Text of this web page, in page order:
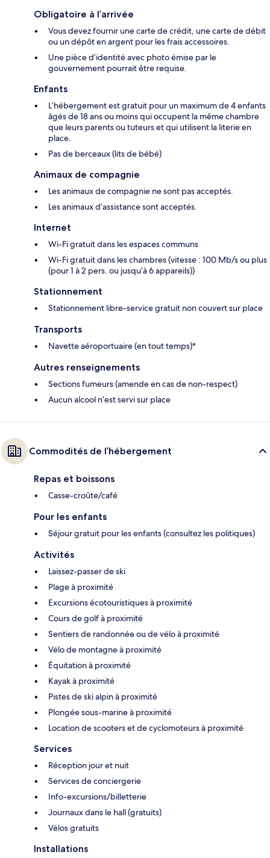
Obligatoire à l’arrivée
Vous devez fournir une carte de crédit, une carte de débit
ou un dépôt en argent pour les frais accessoires.
Une pièce d’identité avec photo émise par le
gouvernement pourrait être requise.
Enfants
L’hébergement est gratuit pour un maximum de 4 enfants
âgés de 18 ans ou moins qui occupent la même chambre
que leurs parents ou tuteurs et qui utilisent la literie en
place.
Pas de berceaux (lits de bébé)
Animaux de compagnie
Les animaux de compagnie ne sont pas acceptés.
Les animaux d’assistance sont acceptés.
Internet
Wi-Fi gratuit dans les espaces communs
Wi-Fi gratuit dans les chambres (vitesse : 100 Mb/s ou plus
(pour 1 à 2 pers. ou jusqu’à 6 appareils))
Stationnement
Stationnement libre-service gratuit non couvert sur place
Transports
Navette aéroportuaire (en tout temps)*
Autres renseignements
Sections fumeurs (amende en cas de non-respect)
Aucun alcool n’est servi sur place
Commodités de l’hébergement
Repas et boissons
Casse-croûte/café
Pour les enfants
Séjour gratuit pour les enfants (consultez les politiques)
Activités
Laissez-passer de ski
Plage à proximité
Excursions écotouristiques à proximité
Cours de golf à proximité
Sentiers de randonnée ou de vélo à proximité
Vélo de montagne à proximité
Équitation à proximité
Kayak à proximité
Pistes de ski alpin à proximité
Plongée sous-marine à proximité
Location de scooters et de cyclomoteurs à proximité
Services
Réception jour et nuit
Services de conciergerie
Info-excursions/billetterie
Journaux dans le hall (gratuits)
Vélos gratuits
Installations